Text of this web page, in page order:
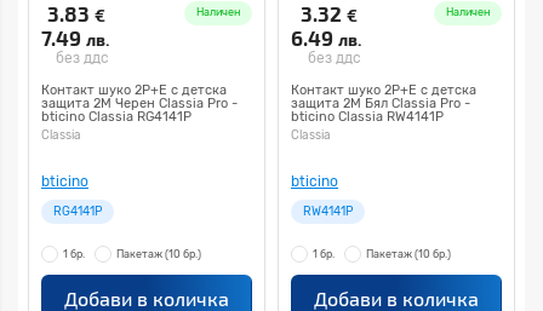
3.83 €
7.49 лв.
без ддс
Наличен
Контакт шуко 2P+E с детска
защита 2M Черен Classia Pro -
bticino Classia RG4141P
Classia
bticino
RG4141P
1 бр. Пакетаж (10 бр.)
Добави в количка
3.32 €
6.49 лв.
без ддс
Наличен
Контакт шуко 2P+E с детска
защита 2M Бял Classia Pro -
bticino Classia RW4141P
Classia
bticino
RW4141P
1 бр. Пакетаж (10 бр.)
Добави в количка